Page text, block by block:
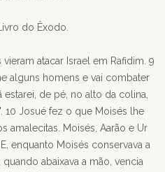
do Êxodo.
atacar Israel em Rafidim. 9
alguns homens e vai combater
de pé, no alto da colina,
10 Josué fez o que Moisés lhe
amalecitas. Moisés, Aarão e Ur
enquanto Moisés conservava a
abaixava a mão, vencia